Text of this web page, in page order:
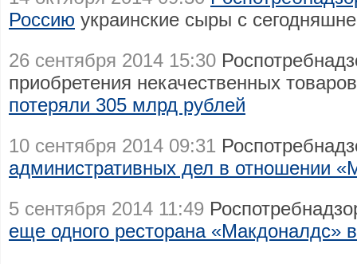
Россию украинские сыры с
26 сентября 2014 15:30
приобретения некачественных
потеряли 305 млрд рублей
10 сентября 2014 09:31
административных дел в отношении
5 сентября 2014 11:49
еще одного ресторана «Макдоналдс»